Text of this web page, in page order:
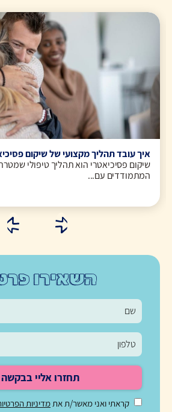
איך עובד תהליך מקצועי של שיקום
שיקום פסיכיאטרי הוא תהליך טיפולי
המתמודדים עם...
השאירו
תחזרו אליי בבקשה
קראתי ואני מאשר/ת את מדיניות